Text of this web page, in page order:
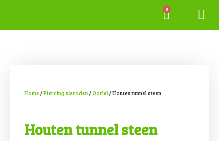
Home /Piercing sieraden /Oorlel / Houten tunnel steen
Houten tunnel steen